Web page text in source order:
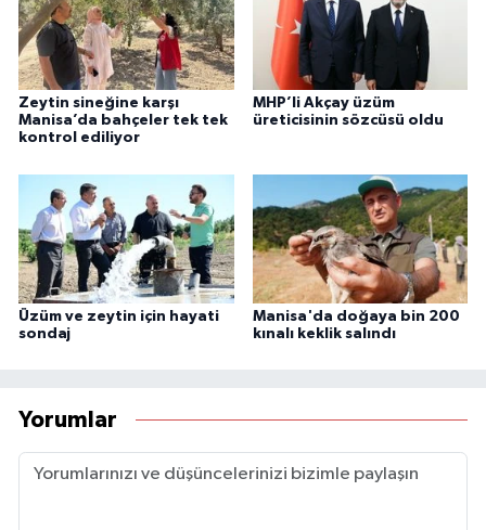
Zeytin sineğine karşı
Manisa’da bahçeler tek tek
kontrol ediliyor
MHP’li Akçay üzüm
üreticisinin sözcüsü oldu
Üzüm ve zeytin için hayati
sondaj
Manisa'da doğaya bin 200
kınalı keklik salındı
Yorumlar